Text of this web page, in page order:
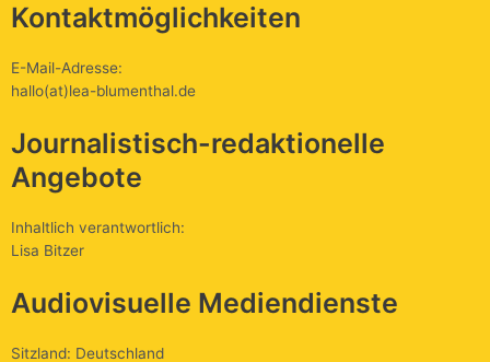
Kontaktmöglichkeiten
E-Mail-Adresse:
hallo(at)lea-blumenthal.de
Journalistisch-redaktionelle
Angebote
Inhaltlich verantwortlich:
Lisa Bitzer
Audiovisuelle Mediendienste
Sitzland: Deutschland